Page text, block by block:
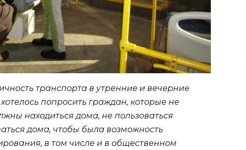
транспорта в утренние и вечерние
попросить граждан, которые не
находиться дома, не пользоваться
дома, чтобы была возможность
в том числе и в общественном